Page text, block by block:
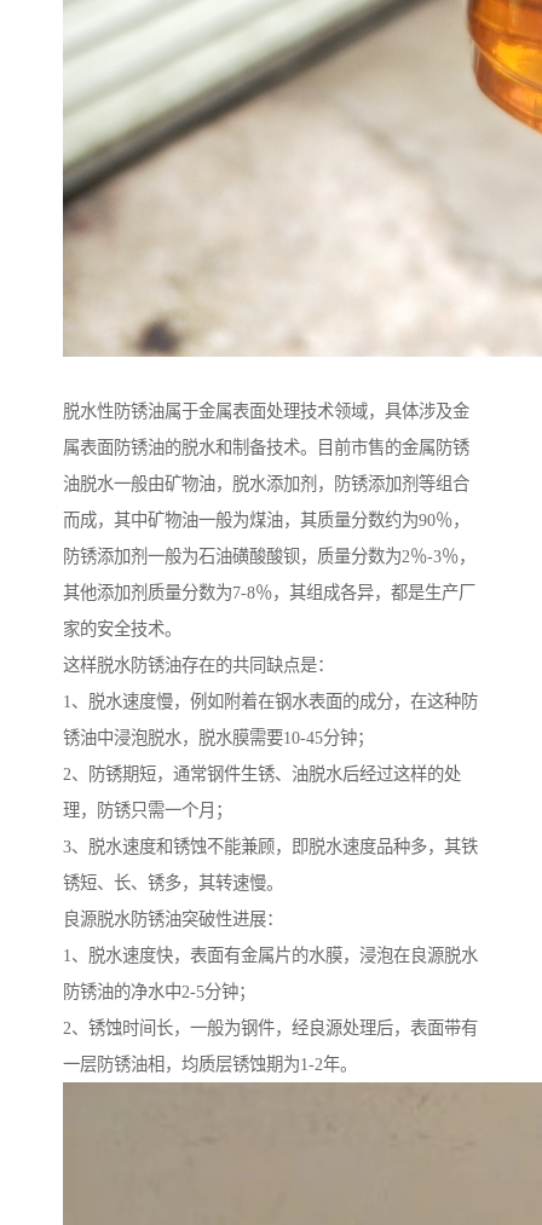
脱水性防锈油属于金属表面处理技术领域，具体涉及金
属表面防锈油的脱水和制备技术。目前市售的金属防锈
油脱水一般由矿物油，脱水添加剂，防锈添加剂等组合
而成，其中矿物油一般为煤油，其质量分数约为90％，
防锈添加剂一般为石油磺酸酸钡，质量分数为2％-3％，
其他添加剂质量分数为7-8％，其组成各异，都是生产厂
家的安全技术。
这样脱水防锈油存在的共同缺点是：
1、脱水速度慢，例如附着在钢水表面的成分，在这种防
锈油中浸泡脱水，脱水膜需要10-45分钟；
2、防锈期短，通常钢件生锈、油脱水后经过这样的处
理，防锈只需一个月；
3、脱水速度和锈蚀不能兼顾，即脱水速度品种多，其铁
锈短、长、锈多，其转速慢。
良源脱水防锈油突破性进展：
1、脱水速度快，表面有金属片的水膜，浸泡在良源脱水
防锈油的净水中2-5分钟；
2、锈蚀时间长，一般为钢件，经良源处理后，表面带有
一层防锈油相，均质层锈蚀期为1-2年。